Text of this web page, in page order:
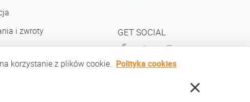
i zwroty
GET SOCIAL
korzystanie z plików cookie. Polityka cookies